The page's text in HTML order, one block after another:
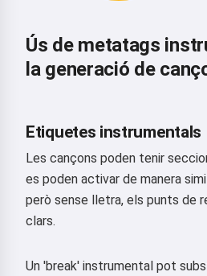
Ús de metatags
la generació de
Etiquetes instrumentals
Les cançons poden tenir
es poden activar de manera
però sense lletra, els punts de
clars.
Un 'break' instrumental pot